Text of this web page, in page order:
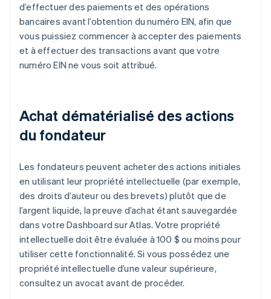
d’effectuer des paiements et des opérations
bancaires avant l’obtention du numéro EIN, afin que
vous puissiez commencer à accepter des paiements
et à effectuer des transactions avant que votre
numéro EIN ne vous soit attribué.
Achat dématérialisé des actions
du fondateur
Les fondateurs peuvent acheter des actions initiales
en utilisant leur propriété intellectuelle (par exemple,
des droits d’auteur ou des brevets) plutôt que de
l’argent liquide, la preuve d’achat étant sauvegardée
dans votre Dashboard sur Atlas. Votre propriété
intellectuelle doit être évaluée à 100 $ ou moins pour
utiliser cette fonctionnalité. Si vous possédez une
propriété intellectuelle d’une valeur supérieure,
consultez un avocat avant de procéder.